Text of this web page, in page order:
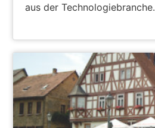
aus der Technologiebranche.